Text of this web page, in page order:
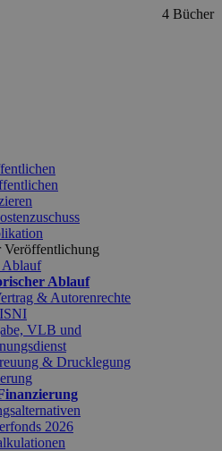
Veröffentlichung
Ablauf
Ablauf
& Autorenrechte
VLB und
& Drucklegung
2026
4 Bücher